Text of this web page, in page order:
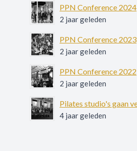
PPN Conference 2024
2 jaar geleden
PPN Conference 2023
2 jaar geleden
PPN Conference 2022
2 jaar geleden
4 jaar geleden